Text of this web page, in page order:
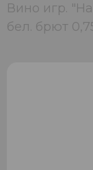
Вино игр.
бел. брют